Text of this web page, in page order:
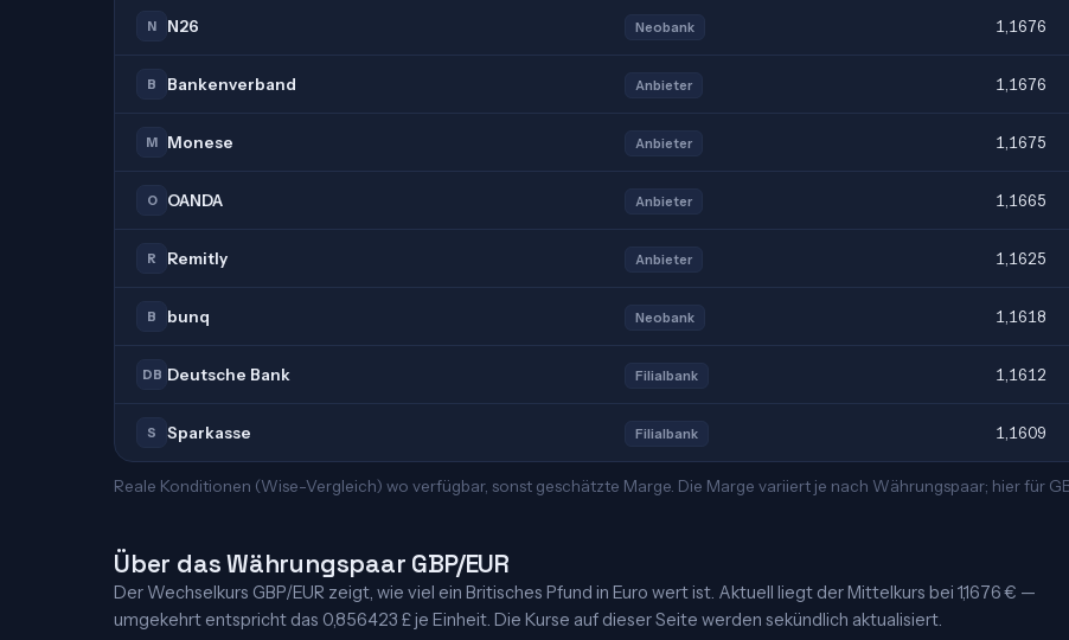
N N26 Neobank 1,1676
B Bankenverband Anbieter 1,1676
M Monese Anbieter 1,1675
O OANDA Anbieter 1,1665
R Remitly Anbieter 1,1625
B bunq Neobank 1,1618
DB Deutsche Bank Filialbank 1,1612
S Sparkasse Filialbank 1,1609
Reale Konditionen (Wise-Vergleich) wo verfügbar, sonst geschätzte Marge. Die Marge variiert je nach Währungspaar; hier für
Über das Währungspaar GBP/EUR
Der Wechselkurs GBP/EUR zeigt, wie viel ein Britisches Pfund in Euro wert ist. Aktuell liegt der Mittelkurs bei 1,1676 € —
umgekehrt entspricht das 0,856423 £ je Einheit. Die Kurse auf dieser Seite werden sekündlich aktualisiert.